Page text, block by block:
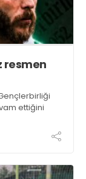
resmen
ettiğini